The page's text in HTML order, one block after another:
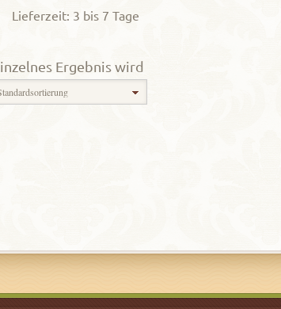
Lieferzeit: 3 bis 7 Tage
Ergebnis wird